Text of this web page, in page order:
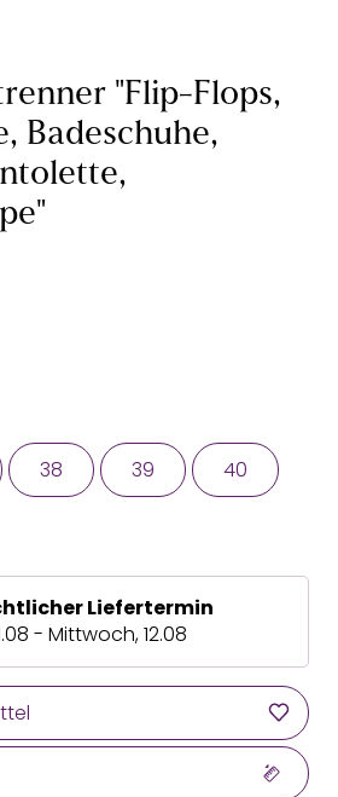
"Flip-Flops,
Badeschuhe,
38 39 40
Liefertermin
- Mittwoch, 12.08